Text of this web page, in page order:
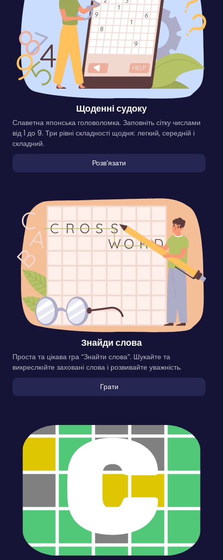
Щоденні судоку
Славетна японська головоломка. Заповніть сітку числами
від 1 до 9. Три рівні складності щодня: легкий, середній і
складний.
Розвʼязати
Знайди слова
Проста та цікава гра “Знайти слова”. Шукайте та
викреслюйте заховані слова і розвивайте уважність.
Грати